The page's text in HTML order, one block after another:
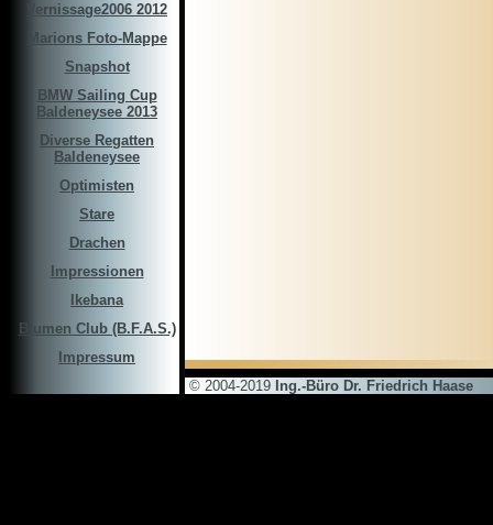
Vernissage2006 2012
Marions Foto-Mappe
Snapshot
BMW Sailing Cup
Baldeneysee 2013
Diverse Regatten
Baldeneysee
Optimisten
Stare
Drachen
Impressionen
Ikebana
Blumen Club (B.F.A.S.)
Impressum
© 2004-2019 Ing.-Büro Dr. Friedrich Haase